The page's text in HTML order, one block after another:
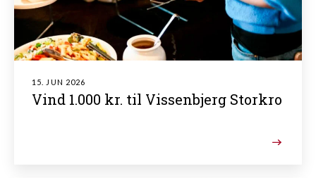
15. JUN 2026
Vind 1.000 kr. til Vissenbjerg Storkro